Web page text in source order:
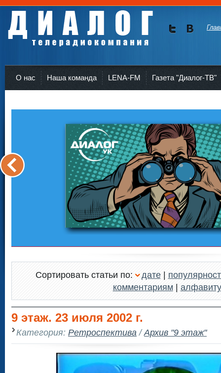
О нас Наша команда LENA-FM Газета "Диалог-ТВ"
Сортировать статьи по: дате|
комментариям| алфавиту
9 этаж. 23 июля 2002 г.
Категория: Ретроспектива /Архив "9 этаж"